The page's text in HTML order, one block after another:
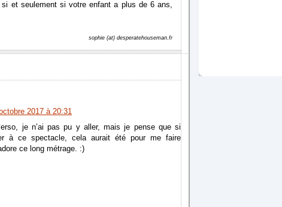
si et seulement si votre enfant a plus de 6 ans,
sophie (at) desperatehouseman.fr
2017 à 20:31
je n’ai pas pu y aller, mais je pense que si
à ce spectacle, cela aurait été pour me faire
ce long métrage. :)